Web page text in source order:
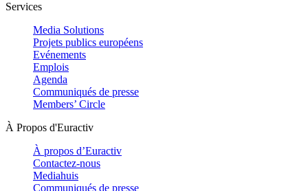
Services
Media Solutions
Projets publics européens
Evénements
Emplois
Agenda
Communiqués de presse
Members’ Circle
À Propos d'Euractiv
À propos d’Euractiv
Contactez-nous
Mediahuis
Communiqués de presse